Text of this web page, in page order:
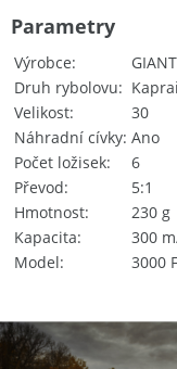
Výrobce
Druh rybolovu
Velikost
30
Náhradní cívky Ano
Počet ložisek
6
Převod
5:1
Hmotnost
230 g
Kapacita
300
Model
3000
Parametry